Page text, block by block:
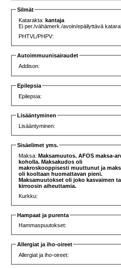
Silmät
Katarakta:kantaja
Ei per./vähämerk./avoin/epäilyttävä
PHTVL/PHPV:
Autoimmuunisairaudet
Addison:
Epilepsia
Epilepsia:
Lisääntyminen
Lisääntyminen:
Sisäelimet yms.
Maksa:Maksamuutos. AFOS maksa-
koholla. Maksakudos oli
makroskooppisesti muuttunut ja
oli kooltaan huomattavan pieni.
Maksamuutokset oli joko kasvaimen
kirroosin aiheuttamia.
Kurkku:
Hampaat ja purenta
Hammaspuutokset:
Allergiat ja iho-oireet
Allergiat ja iho-oireet: